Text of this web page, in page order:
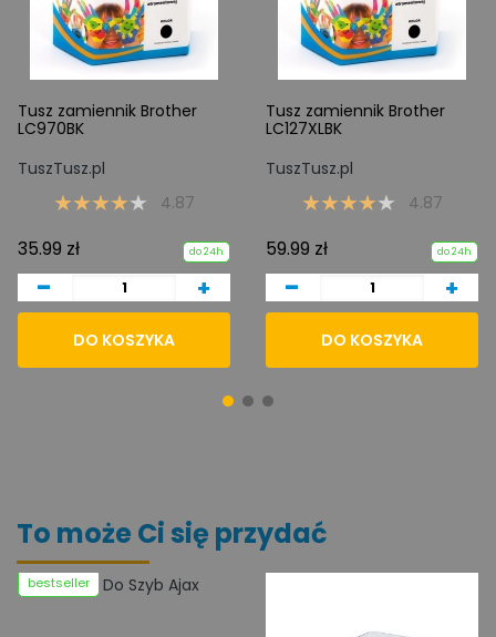
Tusz zamiennik Brother
LC970BK
TuszTusz.pl
4.87
35.99 zł do 24h
- +
DO KOSZYKA
Tusz zamiennik Brother
LC127XLBK
TuszTusz.pl
4.87
59.99 zł do 24h
- +
DO KOSZYKA
To może Ci się przydać
bestseller